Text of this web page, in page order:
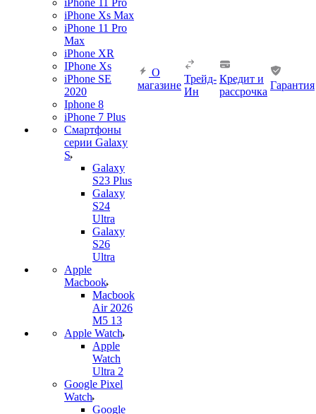
iPhone 11 Pro
iPhone Xs Max
iPhone 11 Pro
Max
iPhone XR
IPhone Xs
iPhone SE
2020
Iphone 8
iPhone 7 Plus
Смартфоны
серии Galaxy
S
Galaxy
S23 Plus
Galaxy
S24
Ultra
Galaxy
S26
Ultra
Apple
Macbook
Macbook
Air 2026
M5 13
Apple Watch
Apple
Watch
Ultra 2
Google Pixel
Watch
Google
О
магазине
Трейд-
Ин
Кредит и
рассрочка
Гарантия